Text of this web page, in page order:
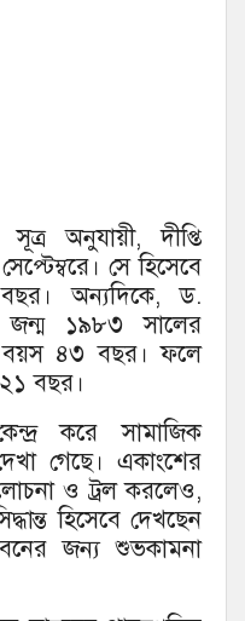
সূত্র অনুযায়ী, দীপ্তি
সে হিসেবে
অন্যদিকে, ড.
১৯৮৩ সালের
বয়স ৪৩ বছর। ফলে
বছর।
করে সামাজিক
গেছে। একাংশের
ও ট্রল করলেও,
হিসেবে দেখছেন
জন্য শুভকামনা